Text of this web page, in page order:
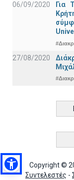
06/09/2020
Για
27/08/2020
Copyright ©
Συντελεστές -